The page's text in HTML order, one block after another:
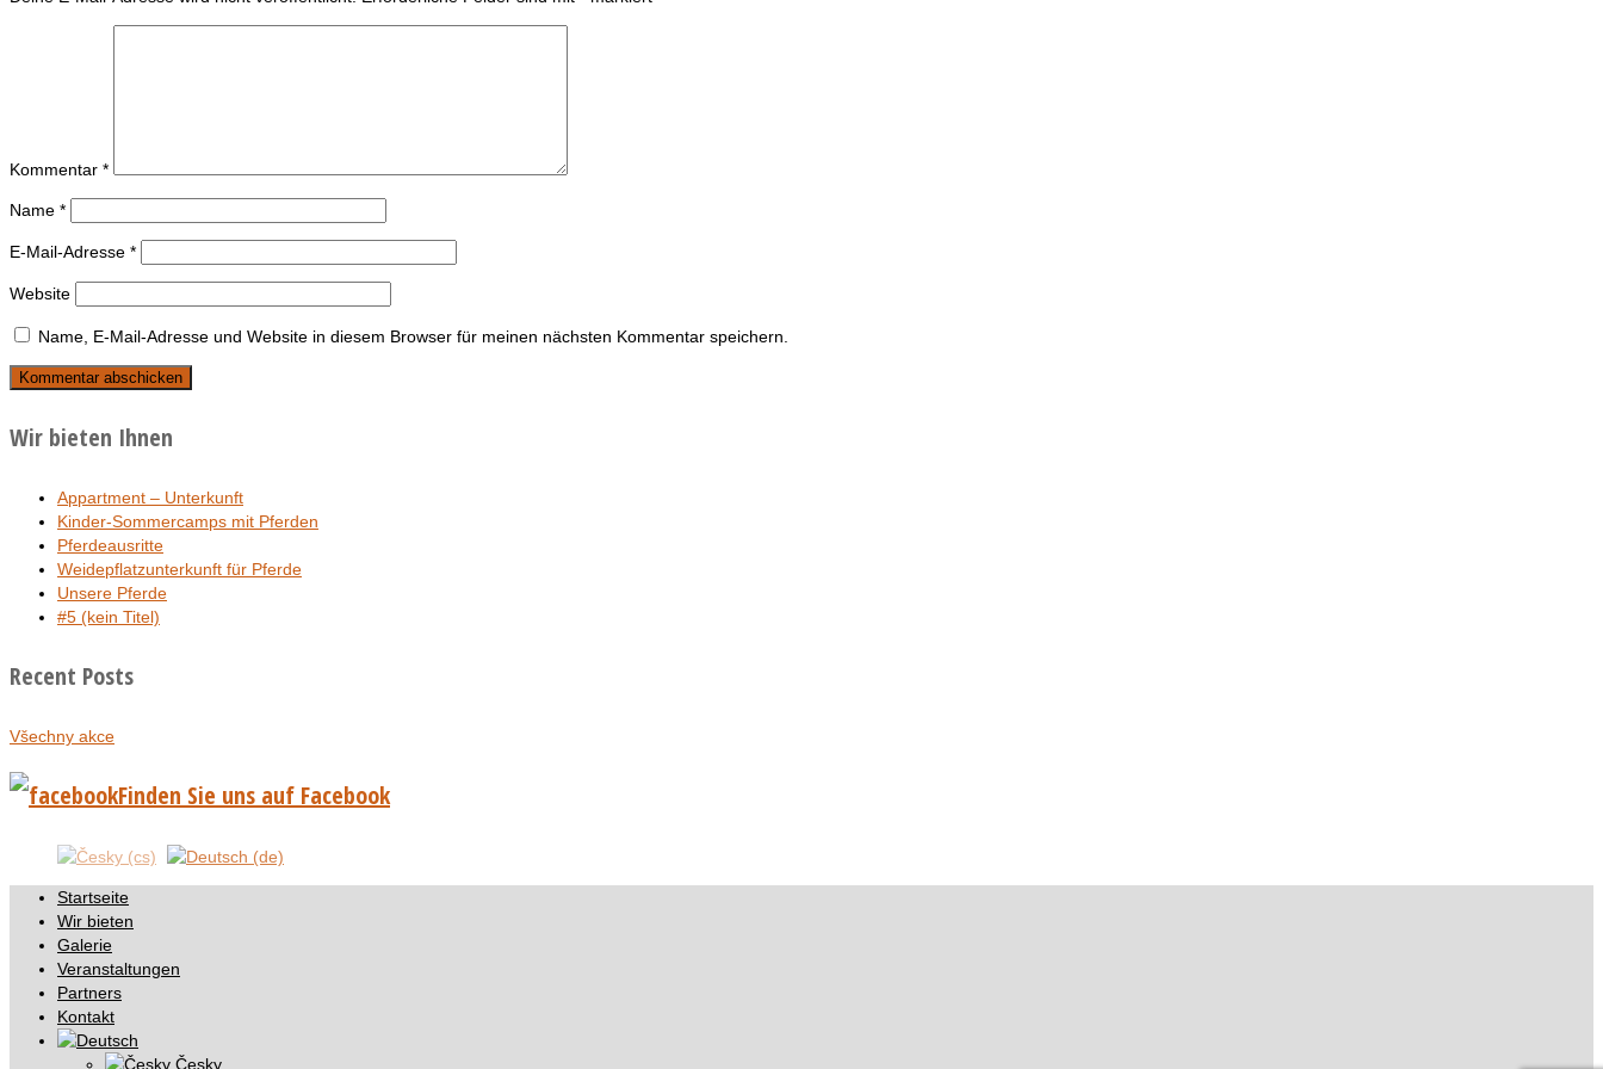
Kommentar *
Name *
E-Mail-Adresse *
Website
Name, E-Mail-Adresse und Website in diesem Browser für meinen nächsten Kommentar speichern.
Wir bieten Ihnen
Appartment – Unterkunft
Kinder-Sommercamps mit Pferden
Pferdeausritte
Weidepflatzunterkunft für Pferde
Unsere Pferde
#5 (kein Titel)
Recent Posts
Všechny akce
Finden Sie uns auf Facebook
Startseite
Wir bieten
Galerie
Veranstaltungen
Partners
Kontakt
Česky